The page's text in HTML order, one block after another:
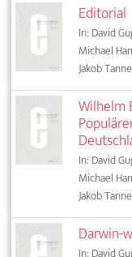
Editorial
In: David
Michael
Jakob
Wilhelm
In: David
Michael
Jakob
Darwin-